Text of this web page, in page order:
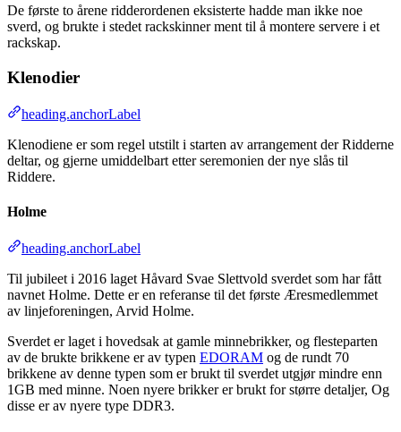
De første to årene ridderordenen eksisterte hadde man ikke noe
sverd, og brukte i stedet rackskinner ment til å montere servere i et
rackskap.
Klenodier
heading.anchorLabel
Klenodiene er som regel utstilt i starten av arrangement der Ridderne
deltar, og gjerne umiddelbart etter seremonien der nye slås til
Riddere.
Holme
heading.anchorLabel
Til jubileet i 2016 laget Håvard Svae Slettvold sverdet som har fått
navnet Holme. Dette er en referanse til det første Æresmedlemmet
av linjeforeningen, Arvid Holme.
Sverdet er laget i hovedsak at gamle minnebrikker, og flesteparten
av de brukte brikkene er av typen EDORAM og de rundt 70
brikkene av denne typen som er brukt til sverdet utgjør mindre enn
1GB med minne. Noen nyere brikker er brukt for større detaljer, Og
disse er av nyere type DDR3.